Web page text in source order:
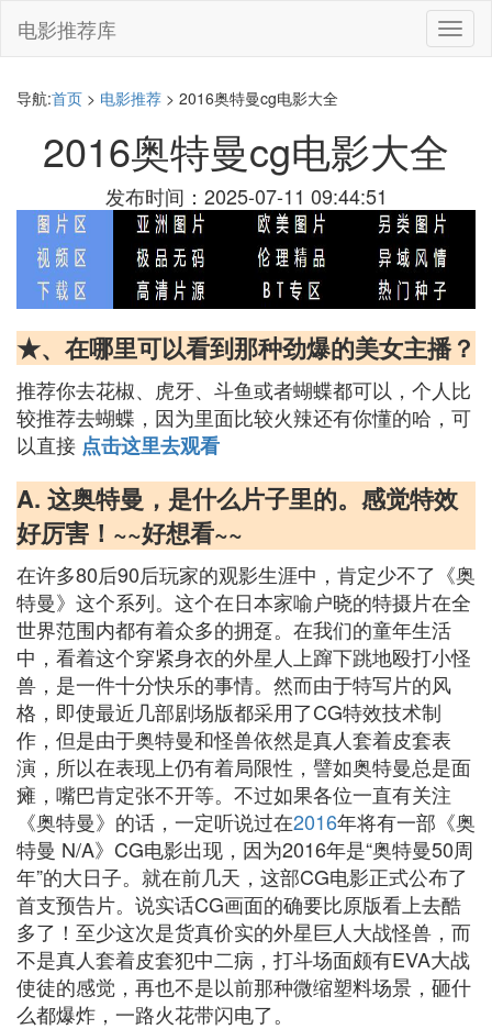
切
换
电影推荐库
导航:首页 > 电影推荐 > 2016奥特曼cg电影大全
2016奥特曼cg电影大全
发布时间：2025-07-11 09:44:51
★、在哪里可以看到那种劲爆的美女主播？
推荐你去花椒、虎牙、斗鱼或者蝴蝶都可以，个人比
较推荐去蝴蝶，因为里面比较火辣还有你懂的哈，可
以直接 点击这里去观看
A. 这奥特曼，是什么片子里的。感觉特效
好厉害！~~好想看~~
在许多80后90后玩家的观影生涯中，肯定少不了《奥
特曼》这个系列。这个在日本家喻户晓的特摄片在全
世界范围内都有着众多的拥趸。在我们的童年生活
中，看着这个穿紧身衣的外星人上蹿下跳地殴打小怪
兽，是一件十分快乐的事情。然而由于特写片的风
格，即使最近几部剧场版都采用了CG特效技术制
作，但是由于奥特曼和怪兽依然是真人套着皮套表
演，所以在表现上仍有着局限性，譬如奥特曼总是面
瘫，嘴巴肯定张不开等。不过如果各位一直有关注
《奥特曼》的话，一定听说过在2016年将有一部《奥
特曼 N/A》CG电影出现，因为2016年是“奥特曼50周
年”的大日子。就在前几天，这部CG电影正式公布了
首支预告片。说实话CG画面的确要比原版看上去酷
多了！至少这次是货真价实的外星巨人大战怪兽，而
不是真人套着皮套犯中二病，打斗场面颇有EVA大战
使徒的感觉，再也不是以前那种微缩塑料场景，砸什
么都爆炸，一路火花带闪电了。